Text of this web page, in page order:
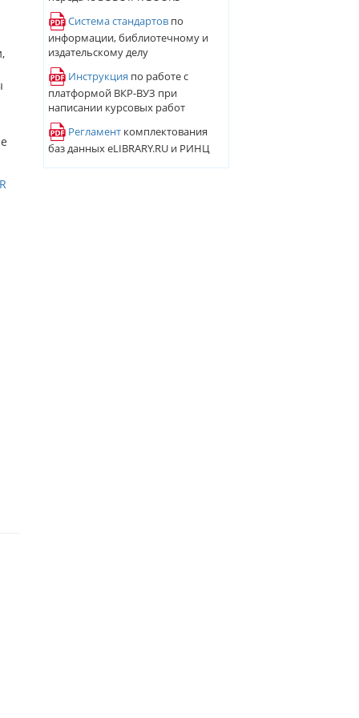
Система стандартовпо
информации, библиотечному и
издательскому делу
Инструкция по работе с
платформой ВКР-ВУЗ при
написании курсовых работ
Регламент комплектования
баз данных eLIBRARY.RU и РИНЦ